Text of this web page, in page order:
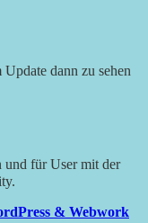
dann zu sehen
und für User mit der
& Webwork